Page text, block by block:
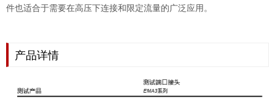
件也适合于需要在高压下连接和限定流量的广泛应用。
产品详情